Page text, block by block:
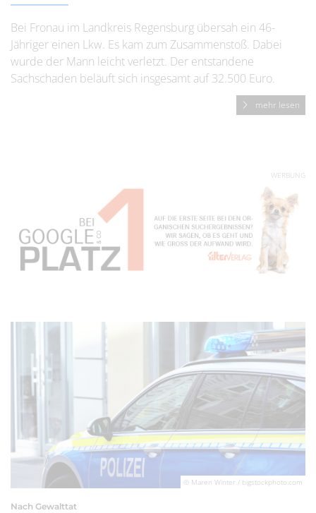
Bei Fronau im Landkreis Regensburg übersah ein 46-
Jähriger einen Lkw. Es kam zum Zusammenstoß. Dabei
wurde der Mann leicht verletzt. Der entstandene
Sachschaden beläuft sich insgesamt auf 32.500 Euro.
mehr lesen
WERBUNG
© Maren Winter / bigstockphoto.com
Nach Gewalttat